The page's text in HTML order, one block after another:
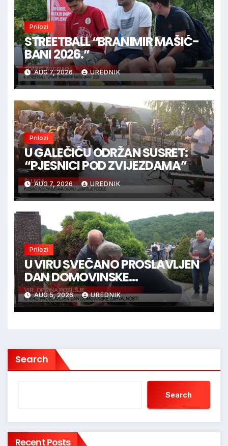
Prilozi
STREETBALL “BRANIMIR MAŠIĆ-
BANI 2026.”
AUG 7, 2026 UREDNIK
Prilozi
U GALEČIĆU ODRŽAN SUSRET:
“PJESNICI POD ZVIJEZDAMA”
AUG 7, 2026 UREDNIK
Prilozi
U VIRU SVEČANO PROSLAVLJEN
DAN DOMOVINSKE
ZAHVALNOSTI
AUG 5, 2026 UREDNIK
Search
Search
Recent Posts